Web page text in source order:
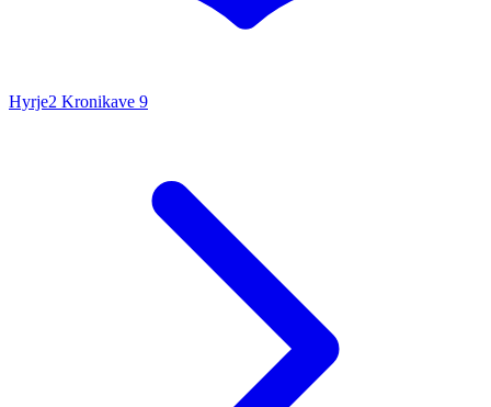
Hyrje2 Kronikave 9